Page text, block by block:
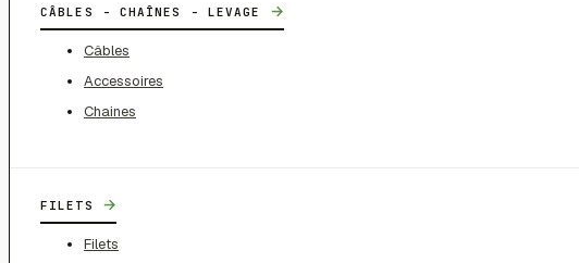
CÂBLES - CHAÎNES - LEVAGE →
Câbles
Accessoires
Chaines
FILETS →
Filets